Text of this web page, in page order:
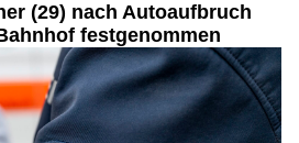
(29) nach Autoaufbruch
festgenommen